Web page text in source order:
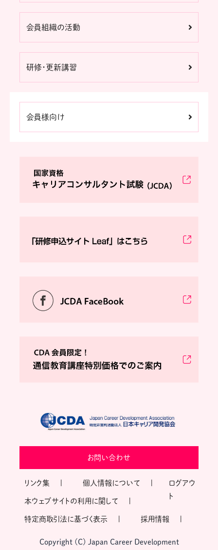
会員組織の活動
研修・更新講習
会員様向け
お問い合わせ
リンク集 個人情報について
本ウェブサイトの利用に関して
特定商取引法に基づく表示 採用情報
ログアウ
ト
Copyright (C) Japan Career Development